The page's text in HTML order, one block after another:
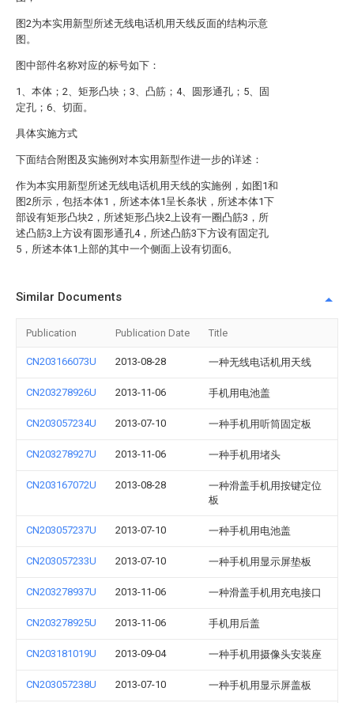
图2为本实用新型所述无线电话机用天线反面的结构示意
图。
图中部件名称对应的标号如下：
1、本体；2、矩形凸块；3、凸筋；4、圆形通孔；5、固
定孔；6、切面。
具体实施方式
下面结合附图及实施例对本实用新型作进一步的详述：
作为本实用新型所述无线电话机用天线的实施例，如图1和
图2所示，包括本体1，所述本体1呈长条状，所述本体1下
部设有矩形凸块2，所述矩形凸块2上设有一圈凸筋3，所
述凸筋3上方设有圆形通孔4，所述凸筋3下方设有固定孔
5，所述本体1上部的其中一个侧面上设有切面6。
Similar Documents
Publication Publication Date Title
CN203166073U 2013-08-28 一种无线电话机用天线
CN203278926U 2013-11-06 手机用电池盖
CN203057234U 2013-07-10 一种手机用听筒固定板
CN203278927U 2013-11-06 一种手机用堵头
CN203167072U 2013-08-28
一种滑盖手机用按键定位
板
CN203057237U 2013-07-10 一种手机用电池盖
CN203057233U 2013-07-10 一种手机用显示屏垫板
CN203278937U 2013-11-06 一种滑盖手机用充电接口
CN203278925U 2013-11-06 手机用后盖
CN203181019U 2013-09-04 一种手机用摄像头安装座
CN203057238U 2013-07-10 一种手机用显示屏盖板